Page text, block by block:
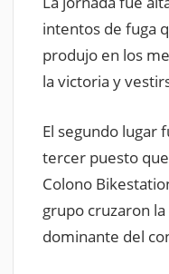
intentos de fuga
produjo en los
la victoria y
El segundo lugar
tercer puesto
Colono
grupo cruzaron
dominante del